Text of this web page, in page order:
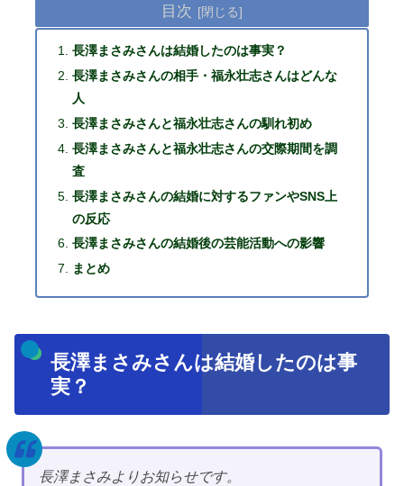
目次
長澤まさみさんは結婚したのは事実？
長澤まさみさんの相手・福永壮志さんはどんな
人
長澤まさみさんと福永壮志さんの馴れ初め
長澤まさみさんと福永壮志さんの交際期間を調
査
長澤まさみさんの結婚に対するファンやSNS上
の反応
長澤まさみさんの結婚後の芸能活動への影響
まとめ
長澤まさみさんは結婚したのは事
実？
長澤まさみよりお知らせです。